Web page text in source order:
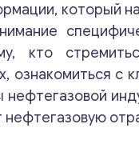
который
кто
ознакомиться с
нефтегазовой